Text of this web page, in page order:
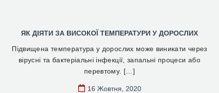
ЯК ДІЯТИ ЗА ВИСОКОЇ ТЕМПЕРАТУРИ У ДОРОСЛИХ
Підвищена температура у дорослих може виникати через
вірусні та бактеріальні інфекції, запальні процеси або
перевтому. […]
16 Жовтня, 2020